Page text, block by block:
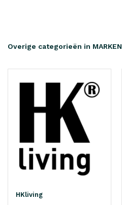
Overige categorieën in MARKEN
HKliving